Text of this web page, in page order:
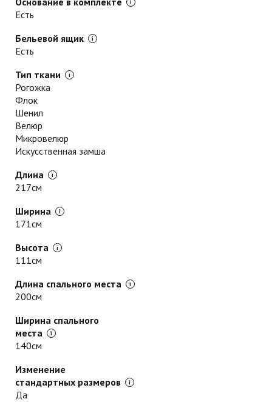
Есть
Бельевой ящик
Есть
Тип ткани
Рогожка
Флок
Шенил
Велюр
Микровелюр
Искусственная замша
Длина
217см
Ширина
171см
Высота
111см
Длина спального места
200см
Ширина спального
места
140см
Изменение
стандартных размеров
Да